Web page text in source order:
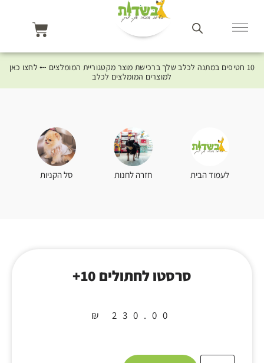
10 חטיפים במתנה לכלב שלך ברכישת מוצר מקטגוריית המומלצים ⤎ לחצו כאן
למוצרים המומלצים לכלב
לעמוד הבית חזרה לחנות סל הקניות
סרסטו לחתולים 10+
₪ 230.00